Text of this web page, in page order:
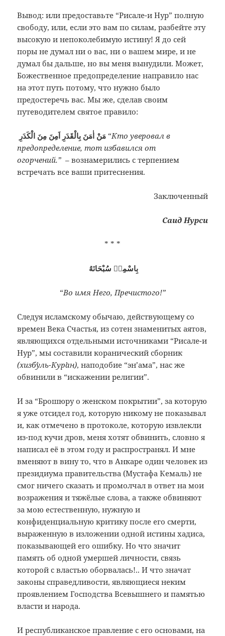
Вывод: или предоставьте “Рисале-и Нур” полную
свободу, или, если это вам по силам, разбейте эту
высокую и непоколебимую истину! Я до сей
поры не думал ни о вас, ни о вашем мире, и не
думал бы дальше, но вы меня вынудили. Может,
Божественное предопределение направило нас
на этот путь потому, что нужно было
предостеречь вас. Мы же, сделав своим
путеводителем святое правило:
“Кто уверовал в
предопределение, тот избавился от
огорчений.” – вознамерились с терпением
встречать все ваши притеснения.
Заключенный
Саид Нурси
* * *
بِاسْمِهٖ سُبْحَانَهُ
“Во имя Него, Пречистого!”
Следуя исламскому обычаю, действующему со
времен Века Счастья, из сотен знаменитых аятов,
являющихся отдельными источниками “Рисале-и
Нур”, мы составили коранический сборник
(хизбʼуль-Курʼан), наподобие “эн’ама”, нас же
обвинили в “искажении религии”.
И за “Брошюру о женском покрытии”, за которую
я уже отсидел год, которую никому не показывал
и, как отмечено в протоколе, которую извлекли
из-под кучи дров, меня хотят обвинить, словно я
написал её в этом году и распространял. И мне
вменяют в вину то, что в Анкаре один человек из
президиума правительства (Мустафа Кемаль) не
смог ничего сказать и промолчал в ответ на мои
возражения и тяжёлые слова, а также обвиняют
за мою естественную, нужную и
конфиденциальную критику после его смерти,
выраженную в изложении одной истины хадиса,
показывающей его ошибку. Но что значит
память об одной умершей личности, связь
которой с властью оборвалась!.. И что значат
законы справедливости, являющиеся неким
проявлением Господства Всевышнего и памятью
власти и народа.
И республиканское правление с его основами, на